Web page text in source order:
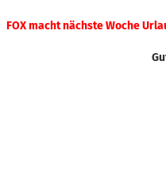
FOX macht nächste Woche